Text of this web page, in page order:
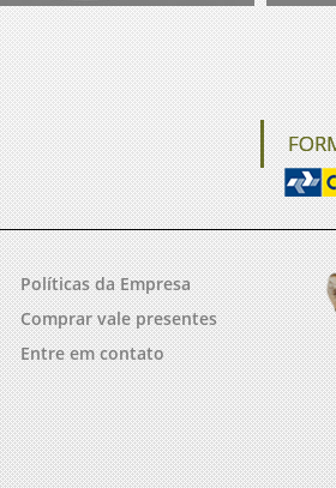
Políticas da Empresa
Comprar vale presentes
Entre em contato